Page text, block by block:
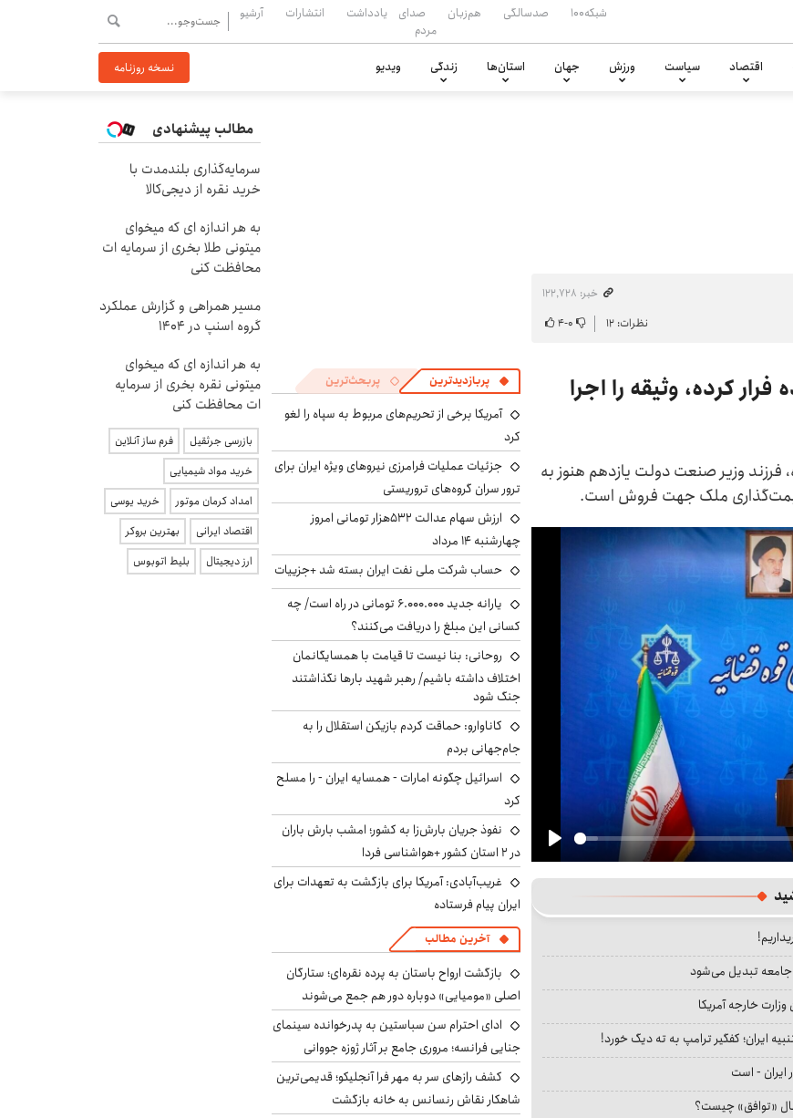
شبکه۱۰۰ صدسالگی هم‌زبان
صدای
مردم
یادداشت انتشارات آرشیو
اقتصاد سیاست ورزش جهان استان‌ها زندگی ویدیو نسخه روزنامه
خبر: ۱۲۲٬۷۲۸
نظرات: ۱۲ ۰-۴
کرده، وثیقه را اجرا
وزیر صنعت دولت یازدهم هنوز به
قیمت‌گذاری ملک جهت فروش است.
Play
جامعه تبدیل می‌شود
خارجه آمریکا
ایران؛ کفگیر ترامپ به ته دیگ خورد!
ایران - است
«توافق» چیست؟
پربازدیدترین پربحث‌ترین
آمریکا برخی از تحریم‌های مربوط به سپاه را لغو
کرد
جزئیات عملیات فرامرزی نیروهای ویژه ایران برای
ترور سران گروه‌های تروریستی
ارزش سهام عدالت ۵۳۲هزار تومانی امروز
چهارشنبه ۱۴ مرداد
حساب‌ شرکت ملی نفت ایران بسته شد +جزییات
یارانه جدید ۶.۰۰۰.۰۰۰ تومانی در راه است/ چه
کسانی این مبلغ را دریافت می‌کنند؟
روحانی: بنا نیست تا قیامت با همسایگانمان
اختلاف داشته باشیم/ رهبر شهید بارها نگذاشتند
جنگ شود
کاناوارو: حماقت کردم بازیکن استقلال را به
جام‌جهانی بردم
اسرائیل چگونه امارات - همسایه ایران - را مسلح
کرد
نفوذ جریان بارش‌زا به کشور؛ امشب بارش باران
در ۲ استان کشور +هواشناسی فردا
غریب‌آبادی: آمریکا برای بازگشت به تعهدات برای
ایران پیام فرستاده
آخرین مطالب
بازگشت ارواح باستان به پرده نقره‌ای؛ ستارگان
اصلی «مومیایی» دوباره دور هم جمع می‌شوند
ادای احترام سن سباستین به پدرخوانده سینمای
جنایی فرانسه؛ مروری جامع بر آثار ژوزه جووانی
کشف رازهای سر به مهر فرا آنجلیکو؛ قدیمی‌ترین
شاهکار نقاش رنسانس به خانه بازگشت
مطالب پیشنهادی
سرمایه‌گذاری بلندمدت با
خرید نقره از دیجی‌کالا
به هر اندازه ای که میخوای
میتونی طلا بخری از سرمایه ات
محافظت کنی
مسیر همراهی و گزارش عملکرد
گروه اسنپ در ۱۴۰۴
به هر اندازه ای که میخوای
میتونی نقره بخری از سرمایه
ات محافظت کنی
بازرسی جرثقیل
فرم ساز آنلاین
خرید مواد شیمیایی
امداد کرمان موتور
خرید یوسی
اقتصاد ایرانی
بهترین بروکر
ارز دیجیتال
بلیط اتوبوس